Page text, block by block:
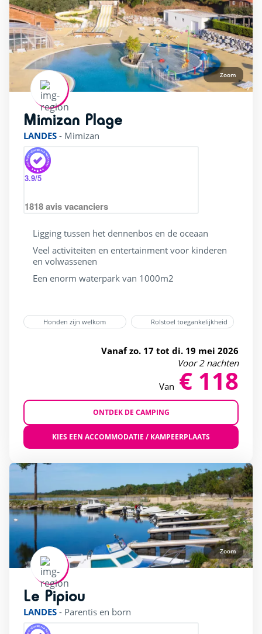
Zoom
Mimizan Plage
LANDES - Mimizan
3.9/5
1818avis vacanciers
Ligging tussen het dennenbos en de oceaan
Veel activiteiten en entertainment voor kinderen
en volwassenen
Een enorm waterpark van 1000m2
Honden zijn welkom Rolstoel toegankelijkheid
Vanaf zo. 17 tot di. 19 mei 2026
Voor 2 nachten
Van € 118
ONTDEK DE CAMPING
KIES EEN ACCOMMODATIE / KAMPEERPLAATS
Zoom
Le Pipiou
LANDES - Parentis en born